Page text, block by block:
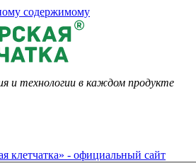
содержимому
и технологии в каждом продукте